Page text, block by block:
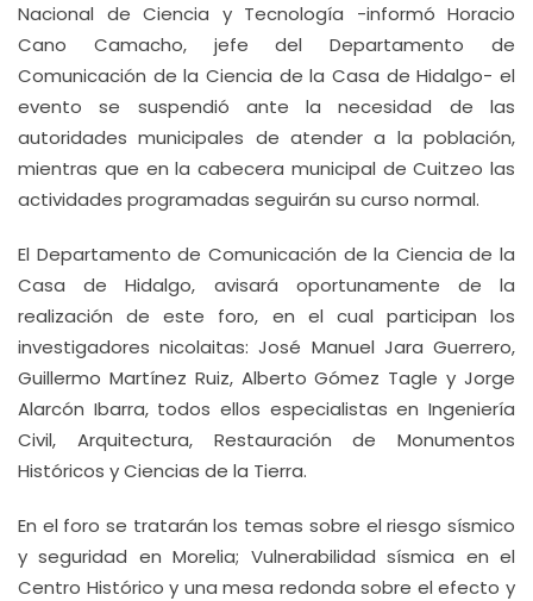
Nacional de Ciencia y Tecnología -informó Horacio
Cano Camacho, jefe del Departamento de
Comunicación de la Ciencia de la Casa de Hidalgo- el
evento se suspendió ante la necesidad de las
autoridades municipales de atender a la población,
mientras que en la cabecera municipal de Cuitzeo las
actividades programadas seguirán su curso normal.
El Departamento de Comunicación de la Ciencia de la
Casa de Hidalgo, avisará oportunamente de la
realización de este foro, en el cual participan los
investigadores nicolaitas: José Manuel Jara Guerrero,
Guillermo Martínez Ruiz, Alberto Gómez Tagle y Jorge
Alarcón Ibarra, todos ellos especialistas en Ingeniería
Civil, Arquitectura, Restauración de Monumentos
Históricos y Ciencias de la Tierra.
En el foro se tratarán los temas sobre el riesgo sísmico
y seguridad en Morelia; Vulnerabilidad sísmica en el
Centro Histórico y una mesa redonda sobre el efecto y